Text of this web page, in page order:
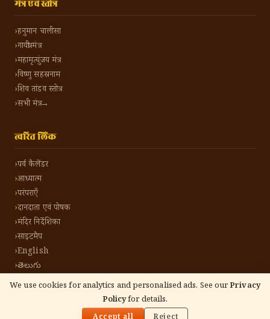
We use cookies for analytics and personalised ads. See ourPrivacy
Policyfor details.
मंत्र एवं स्तोत्र
हनुमान चालीसा
गायत्री मंत्र
महामृत्युंजय मंत्र
विष्णु सहस्रनाम
शिव तांडव स्तोत्र
सभी मंत्र →
त्वरित लिंक
पर्व कैलेंडर
आध्यात्म
परंपराएँ
दानदाता एवं पोषक
मंदिर निर्देशिका
साइटमैप
English
తెలుగు
हिंदू टोन हिंदी। सर्वाधिकार सुरक्षित। गोपनीयता नीति